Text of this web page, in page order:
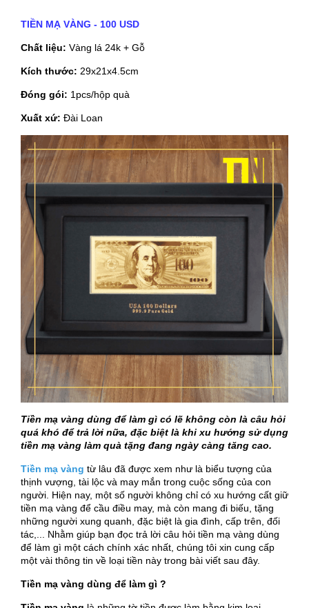
TIỀN MẠ VÀNG - 100 USD
Chất liệu: Vàng lá 24k + Gỗ
Kích thước: 29x21x4.5cm
Đóng gói: 1pcs/hộp quà
Xuất xứ: Đài Loan
Tiền mạ vàng dùng để làm gì có lẽ không còn là câu hỏi
quá khó để trả lời nữa, đặc biệt là khi xu hướng sử dụng
tiền mạ vàng làm quà tặng đang ngày càng tăng cao.
Tiền mạ vàng từ lâu đã được xem như là biểu tượng của
thịnh vượng, tài lộc và may mắn trong cuộc sống của con
người. Hiện nay, một số người không chỉ có xu hướng cất giữ
tiền mạ vàng để cầu điều may, mà còn mang đi biếu, tặng
những người xung quanh, đặc biệt là gia đình, cấp trên, đối
tác,... Nhằm giúp bạn đọc trả lời câu hỏi tiền mạ vàng dùng
để làm gì một cách chính xác nhất, chúng tôi xin cung cấp
một vài thông tin về loại tiền này trong bài viết sau đây.
Tiền mạ vàng dùng để làm gì ?